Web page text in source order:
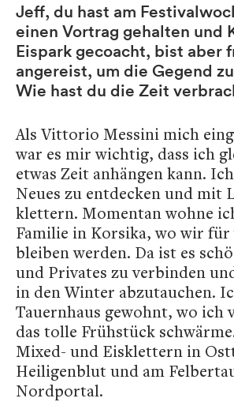
Jeff, du hast am
einen Vortrag gehalten und
Eispark gecoacht, bist aber
angereist, um die Gegend
Wie hast du die Zeit
Als Vittorio Messini mich
war es mir wichtig, dass ich
etwas Zeit anhängen kann.
Neues zu entdecken und mit
klettern. Momentan wohne
Familie in Korsika, wo wir für
bleiben werden. Da ist es
und Privates zu verbinden
in den Winter abzutauchen.
Tauernhaus gewohnt, wo ich
das tolle Frühstück
Mixed- und Eisklettern in
Heiligenblut und am
Nordportal.